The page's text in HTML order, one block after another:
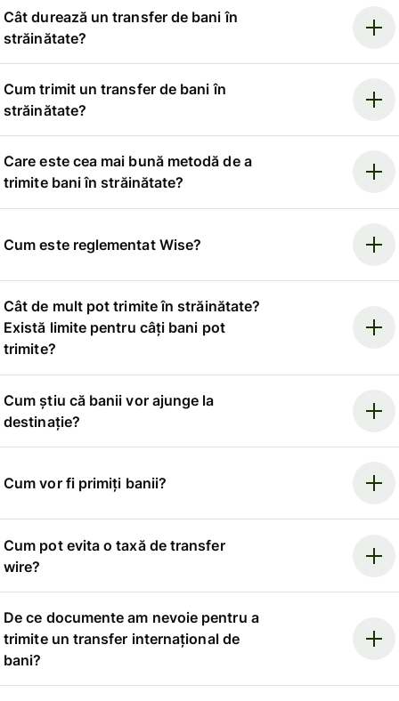
Cât durează un transfer de bani în
străinătate?
Cum trimit un transfer de bani în
străinătate?
Care este cea mai bună metodă de a
trimite bani în străinătate?
Cum este reglementat Wise?
Cât de mult pot trimite în străinătate?
Există limite pentru câți bani pot
trimite?
Cum știu că banii vor ajunge la
destinație?
Cum vor fi primiți banii?
Cum pot evita o taxă de transfer
wire?
De ce documente am nevoie pentru a
trimite un transfer internațional de
bani?